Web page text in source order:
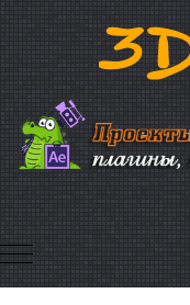
Mobile Menu Toggle